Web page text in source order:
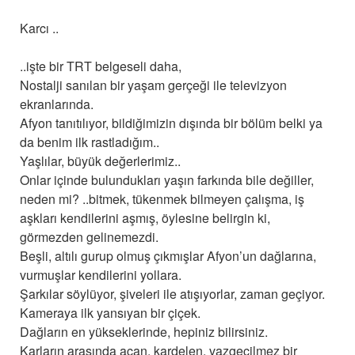
Karcı ..
..işte bir TRT belgeseli daha,
Nostalji sanılan bir yaşam gerçeği ile televizyon
ekranlarında.
Afyon tanıtılıyor, bildiğimizin dışında bir bölüm belki ya
da benim ilk rastladığım..
Yaşlılar, büyük değerlerimiz..
Onlar içinde bulundukları yaşın farkında bile değiller,
neden mi? ..bitmek, tükenmek bilmeyen çalışma, iş
aşkları kendilerini aşmış, öylesine belirgin ki,
görmezden gelinemezdi.
Beşli, altılı gurup olmuş çıkmışlar Afyon’un dağlarına,
vurmuşlar kendilerini yollara.
Şarkılar söylüyor, şiveleri ile atışıyorlar, zaman geçiyor.
Kameraya ilk yansıyan bir çiçek.
Dağların en yükseklerinde, hepiniz bilirsiniz.
Karların arasında açan, kardelen, vazgeçilmez bir